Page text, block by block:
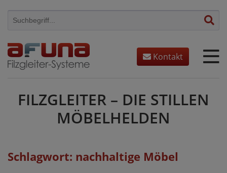
Skip
Kontakt
FILZGLEITER – DIE STILLEN
MÖBELHELDEN
Schlagwort: nachhaltige Möbel